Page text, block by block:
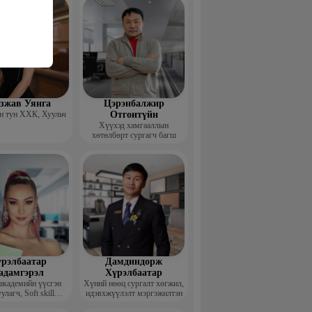
Уянга
тун ХХК, Хуульч
Цэрэнбалжир
Отгонтүйн
Хүүхэд хамгааллын
хөтөлбөрт сургагч багш
үүсгэн
Soft skill
Дамдиндорж
Хүрэлбаатар
Хүний нөөц сургалт хөгжил,
идэвхжүүлэлт мэргэжилтэн